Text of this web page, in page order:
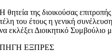
Η θητεία της διοικούσας
τέλη του έτους η γενική
να εκλέξει Διοικητικό Συμβούλιο
ΠΗΓΗ ΕΞΠΡΕΣ